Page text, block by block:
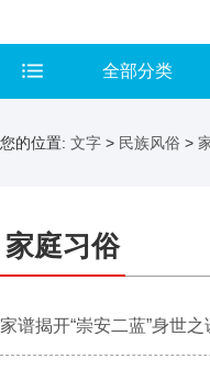
全部分类
您的位置: 文字 > 民族风俗 >
家庭习俗
家谱揭开“崇安二蓝”身世之